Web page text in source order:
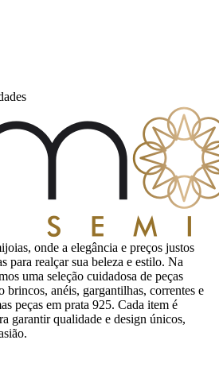
onde a elegância e preços justos
para realçar sua beleza e estilo. Na
uma seleção cuidadosa de peças
brincos, anéis, gargantilhas, correntes e
peças em prata 925. Cada item é
garantir qualidade e design únicos,